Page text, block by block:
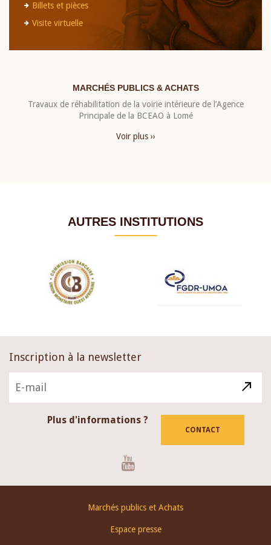
Billets et pièces
Visite virtuelle
MARCHÉS PUBLICS & ACHATS
Travaux de réhabilitation de la voirie intérieure de l’Agence
Principale de la BCEAO à Lomé
Voir plus ››
AUTRES INSTITUTIONS
Inscription à la newsletter
Plus d'informations ?
CONTACT
Marchés publics et Achats
Espace presse